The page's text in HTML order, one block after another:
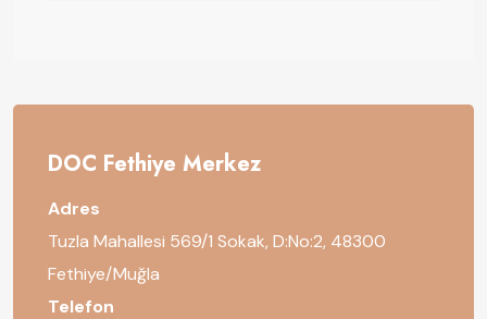
DOC Fethiye Merkez
Adres
Tuzla Mahallesi 569/1 Sokak, D:No:2, 48300
Fethiye/Muğla
Telefon